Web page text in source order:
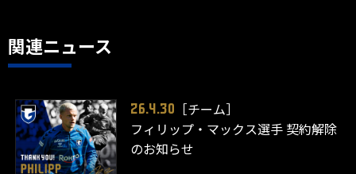
関連ニュース
26.4.30
［チーム］
フィリップ・マックス選手 契約解除
のお知らせ